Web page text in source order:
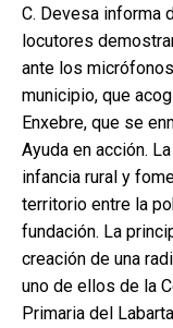
C. Devesa informa
locutores
ante los
municipio, que
Enxebre, que se
Ayuda en acción.
infancia rural y
territorio entre la
fundación. La
creación de una
uno de ellos de la
Primaria del